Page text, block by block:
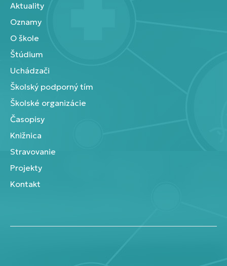
Aktuality
Oznamy
O škole
Štúdium
Uchádzači
Školský podporný tím
Školské organizácie
Časopisy
Knižnica
Stravovanie
Projekty
Kontakt